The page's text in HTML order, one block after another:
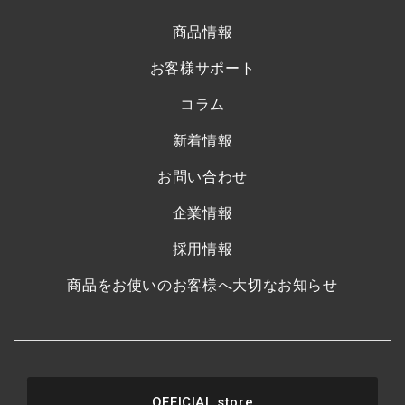
商品情報
お客様サポート
コラム
新着情報
お問い合わせ
企業情報
採用情報
商品をお使いのお客様へ大切なお知らせ